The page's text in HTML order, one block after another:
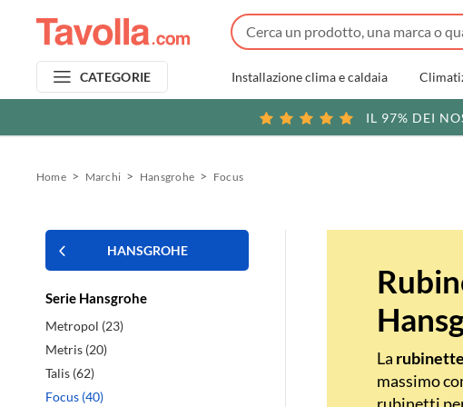
CATEGORIE Installazione clima e caldaia
IL 97% DEI
Home Marchi Hansgrohe Focus
HANSGROHE
Serie Hansgrohe
Metropol (23)
Metris (20)
Talis (62)
Focus (40)
La
massimo